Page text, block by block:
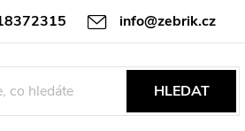
info@zebrik.cz
řád
HLEDAT